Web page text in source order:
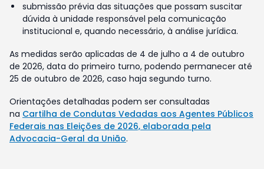
submissão prévia das situações que possam suscitar
dúvida à unidade responsável pela comunicação
institucional e, quando necessário, à análise jurídica.
As medidas serão aplicadas de 4 de julho a 4 de outubro
de 2026, data do primeiro turno, podendo permanecer até
25 de outubro de 2026, caso haja segundo turno.
Orientações detalhadas podem ser consultadas
na Cartilha de Condutas Vedadas aos Agentes Públicos
Federais nas Eleições de 2026, elaborada pela
Advocacia-Geral da União.